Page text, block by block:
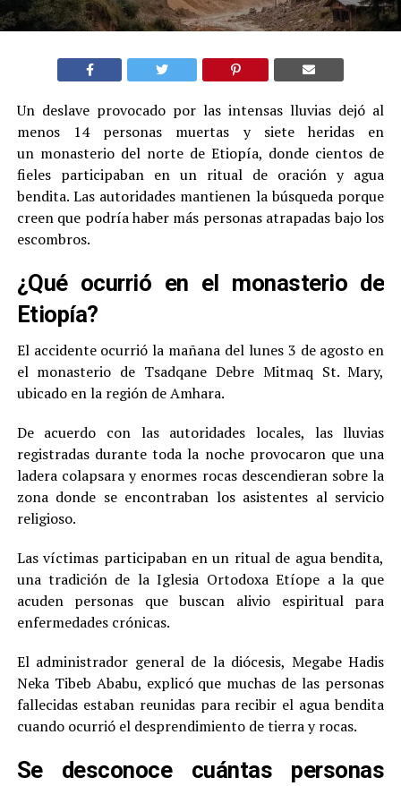
Un deslave provocado por las intensas lluvias dejó al
menos 14 personas muertas y siete heridas en
un monasterio del norte de Etiopía, donde cientos de
fieles participaban en un ritual de oración y agua
bendita. Las autoridades mantienen la búsqueda porque
creen que podría haber más personas atrapadas bajo los
escombros.
¿Qué ocurrió en el monasterio de
Etiopía?
El accidente ocurrió la mañana del lunes 3 de agosto en
el monasterio de Tsadqane Debre Mitmaq St. Mary,
ubicado en la región de Amhara.
De acuerdo con las autoridades locales, las lluvias
registradas durante toda la noche provocaron que una
ladera colapsara y enormes rocas descendieran sobre la
zona donde se encontraban los asistentes al servicio
religioso.
Las víctimas participaban en un ritual de agua bendita,
una tradición de la Iglesia Ortodoxa Etíope a la que
acuden personas que buscan alivio espiritual para
enfermedades crónicas.
El administrador general de la diócesis, Megabe Hadis
Neka Tibeb Ababu, explicó que muchas de las personas
fallecidas estaban reunidas para recibir el agua bendita
cuando ocurrió el desprendimiento de tierra y rocas.
Se desconoce cuántas personas